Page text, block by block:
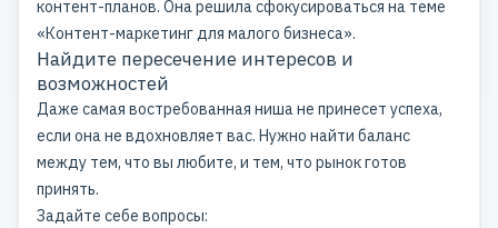
контент-планов. Она решила сфокусироваться на теме
«Контент-маркетинг для малого бизнеса».
Найдите пересечение интересов и
возможностей
Даже самая востребованная ниша не принесет успеха,
если она не вдохновляет вас. Нужно найти баланс
между тем, что вы любите, и тем, что рынок готов
принять.
Задайте себе вопросы: